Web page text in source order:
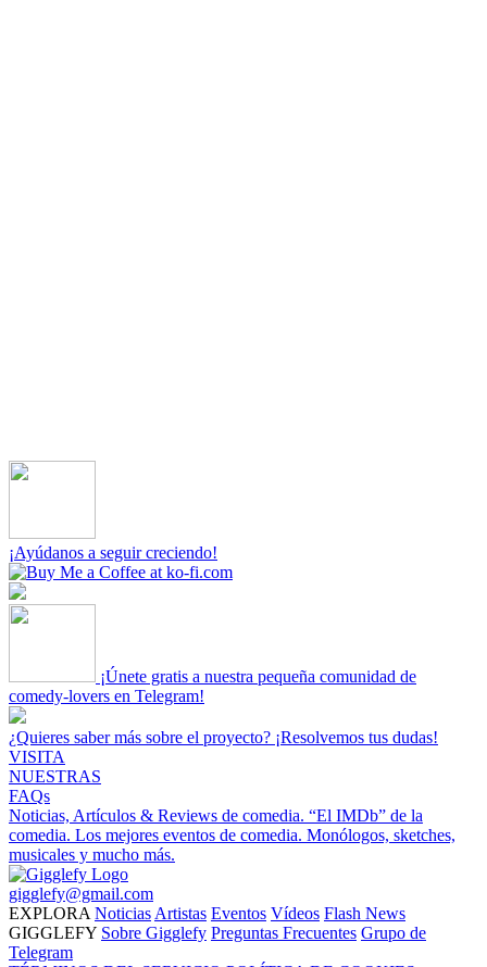
¡Ayúdanos a seguir creciendo!
¡Únete gratis a nuestra pequeña comunidad de
comedy-lovers en Telegram!
¿Quieres saber más sobre el proyecto? ¡Resolvemos tus dudas!
VISITA
NUESTRAS
FAQs
Noticias, Artículos & Reviews de comedia. “El IMDb” de la
comedia. Los mejores eventos de comedia. Monólogos, sketches,
musicales y mucho más.
gigglefy@gmail.com
EXPLORA Noticias Artistas Eventos Vídeos Flash News
GIGGLEFY Sobre Gigglefy Preguntas Frecuentes Grupo de
Telegram